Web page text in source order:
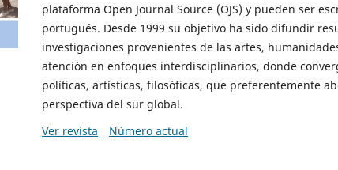
plataforma Open Journal Source (OJS) y pueden ser
portugués. Desde 1999 su objetivo ha sido difundir
investigaciones provenientes de las artes,
atención en enfoques interdisciplinarios, donde
políticas, artísticas, filosóficas, que preferentemente
perspectiva del sur global.
Ver revista
Número actual